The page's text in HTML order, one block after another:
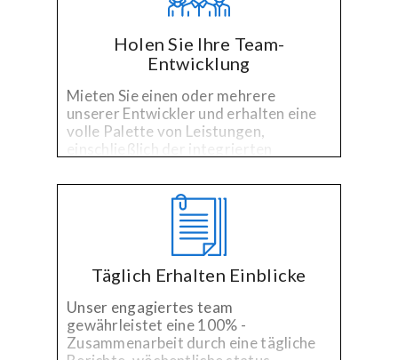
Holen Sie Ihre Team-
Entwicklung
Mieten Sie einen oder mehrere
unserer Entwickler und erhalten eine
volle Palette von Leistungen,
einschließlich der integrierten
budget-Projekt-management.
Täglich Erhalten Einblicke
Unser engagiertes team
gewährleistet eine 100% -
Zusammenarbeit durch eine tägliche